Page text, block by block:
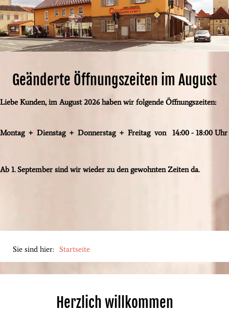
Geänderte Öffnungszeiten im August
Liebe Kunden, im August 2026 haben wir folgende Öffnungszeiten:
Montag + Dienstag + Donnerstag + Freitag von 14:00 - 18:00 Uhr
Ab 1. September sind wir wieder zu den gewohnten Zeiten da.
Sie sind hier: Startseite
Herzlich willkommen